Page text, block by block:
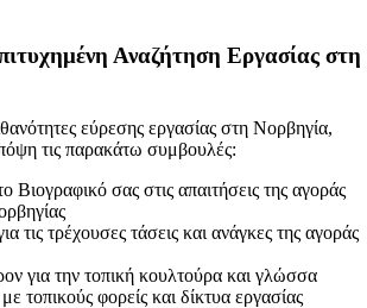
Αναζήτηση Εργασίας στη
εύρεσης εργασίας στη Νορβηγία,
τις παρακάτω συμβουλές:
Βιογραφικό σας στις απαιτήσεις της αγοράς
τις τρέχουσες τάσεις και ανάγκες της αγοράς
για την τοπική κουλτούρα και γλώσσα
τοπικούς φορείς και δίκτυα εργασίας